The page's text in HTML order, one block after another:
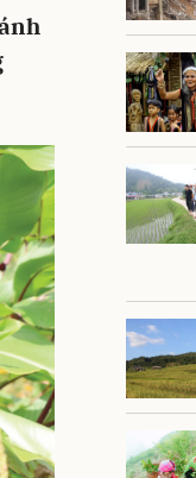
Hủy Gửi